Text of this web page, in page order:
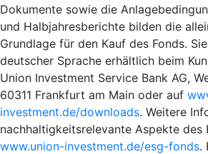
Dokumente sowie die
und Halbjahresberichte bilden die
Grundlage für den Kauf des Fonds.
deutscher Sprache erhältlich beim
Union Investment Service Bank AG,
60311 Frankfurt am Main oder auf
investment.de/downloads. Weitere
nachhaltigkeitsrelevante Aspekte des
www.union-investment.de/esg-fonds.